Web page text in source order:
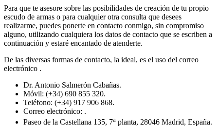
Para que te asesore sobre las posibilidades de creación de tu propio
escudo de armas o para cualquier otra consulta que desees
realizarme, puedes ponerte en contacto conmigo, sin compromiso
alguno, utilizando cualquiera los datos de contacto que se escriben a
continuación y estaré encantado de atenderte.
De las diversas formas de contacto, la ideal, es el uso del correo
electrónico .
Dr. Antonio Salmerón Cabañas.
Móvil: (+34) 690 855 320.
Teléfono: (+34) 917 906 868.
Correo electrónico: .
Paseo de la Castellana 135, 7a planta, 28046 Madrid, España.